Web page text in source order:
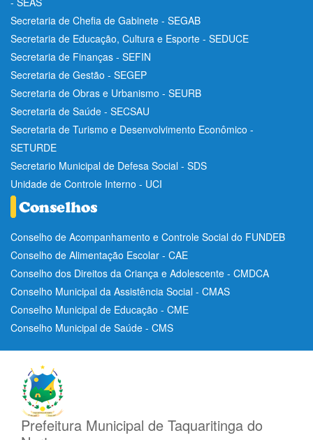
Secretaria de Chefia de Gabinete - SEGAB
Secretaria de Educação, Cultura e Esporte - SEDUCE
Secretaria de Finanças - SEFIN
Secretaria de Gestão - SEGEP
Secretaria de Obras e Urbanismo - SEURB
Secretaria de Saúde - SECSAU
Secretaria de Turismo e Desenvolvimento Econômico -
SETURDE
Secretario Municipal de Defesa Social - SDS
Unidade de Controle Interno - UCI
Conselho de Acompanhamento e Controle Social do FUNDEB
Conselho de Alimentação Escolar - CAE
Conselho dos Direitos da Criança e Adolescente - CMDCA
Conselho Municipal da Assistência Social - CMAS
Conselho Municipal de Educação - CME
Conselho Municipal de Saúde - CMS
Prefeitura Municipal de Taquaritinga do